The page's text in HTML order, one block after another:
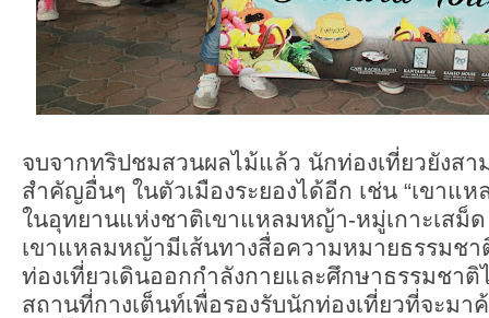
จบจากทริปชมสวนผลไม้แล้ว นักท่องเที่ยวยังส
สำคัญอื่นๆ ในตัวเมืองระยองได้อีก เช่น “เขาแ
ในอุทยานแห่งชาติเขาแหลมหญ้า-หมู่เกาะเสม็
เขาแหลมหญ้ามีเส้นทางสื่อความหมายธรรมชา
ท่องเที่ยวเดินออกกำลังกายและศึกษาธรรมชา
สถานที่กางเต็นท์เพื่อรองรับนักท่องเที่ยวที่จะมา